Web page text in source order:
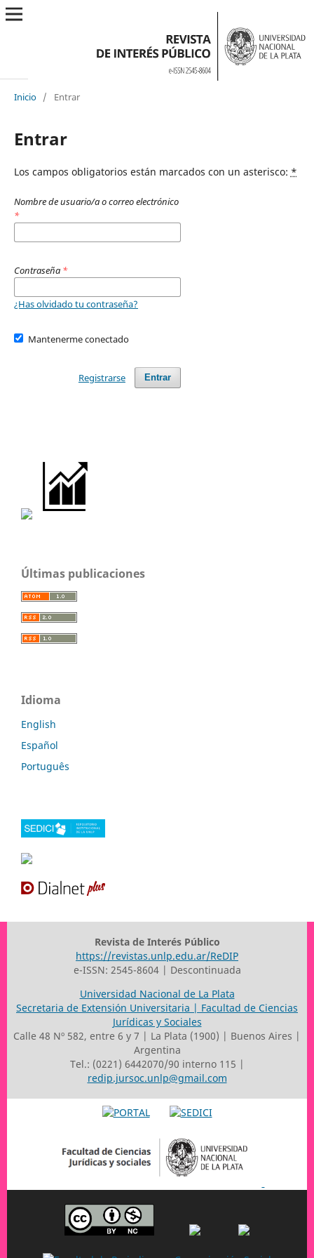
Inicio / Entrar
Entrar
Los campos obligatorios están marcados con un asterisco: *
Nombre de usuario/a o correo electrónico
*
Contraseña *
¿Has olvidado tu contraseña?
Mantenerme conectado
Entrar
Registrarse
Últimas publicaciones
Idioma
English
Español
Português
Revista de Interés Público
https://revistas.unlp.edu.ar/ReDIP
e-ISSN: 2545-8604 | Descontinuada
Universidad Nacional de La Plata
Secretaria de Extensión Universitaria | Facultad de Ciencias
Jurídicas y Sociales
Calle 48 Nº 582, entre 6 y 7 | La Plata (1900) | Buenos Aires |
Argentina
Tel.: (0221) 6442070/90 interno 115 |
redip.jursoc.unlp@gmail.com